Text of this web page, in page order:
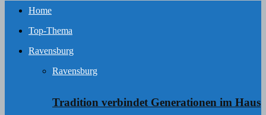
Home
Top-Thema
Ravensburg
Ravensburg
Tradition verbindet Generationen im Haus